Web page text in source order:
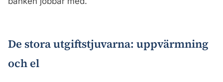
De stora utgiftstjuvarna: uppvärmning
och el